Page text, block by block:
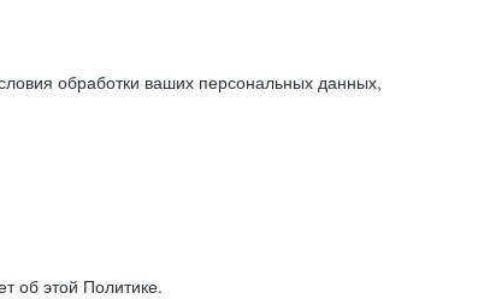
обработки ваших персональных данных,
об этой Политике.